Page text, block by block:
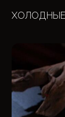
ХОЛОДНЫЕ